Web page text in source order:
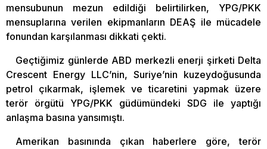
mensubunun mezun edildiği belirtilirken, YPG/PKK
mensuplarına verilen ekipmanların DEAŞ ile mücadele
fonundan karşılanması dikkati çekti.
Geçtiğimiz günlerde ABD merkezli enerji şirketi Delta
Crescent Energy LLC’nin, Suriye’nin kuzeydoğusunda
petrol çıkarmak, işlemek ve ticaretini yapmak üzere
terör örgütü YPG/PKK güdümündeki SDG ile yaptığı
anlaşma basına yansımıştı.
Amerikan basınında çıkan haberlere göre, terör